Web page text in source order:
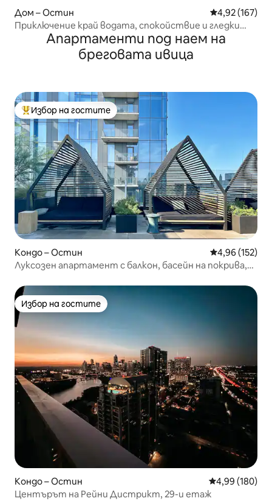
Дом – Остин Средна
4,92 (167)
Приключение край водата, спокойствие и гледки
към залезаАпартаменти под наем на
бреговата ивица
Най-популярен избор на гостите
Избор на гостите
Кондо – Остин Средна
4,96 (152)
Луксозен апартамент с балкон, басейн на покрива,
Избор на гостите
Избор на гостите
Кондо – Остин Средна
4,99 (180)
Центърът на Рейни Дистрикт, 29-и етаж